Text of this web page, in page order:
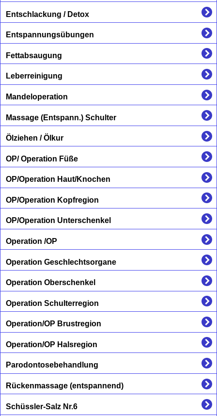
Entschlackung / Detox
Entspannungsübungen
Fettabsaugung
Leberreinigung
Mandeloperation
Massage (Entspann.) Schulter
Ölziehen / Ölkur
OP/ Operation Füße
OP/Operation Haut/Knochen
OP/Operation Kopfregion
OP/Operation Unterschenkel
Operation /OP
Operation Geschlechtsorgane
Operation Oberschenkel
Operation Schulterregion
Operation/OP Brustregion
Operation/OP Halsregion
Parodontosebehandlung
Rückenmassage (entspannend)
Schüssler-Salz Nr.6